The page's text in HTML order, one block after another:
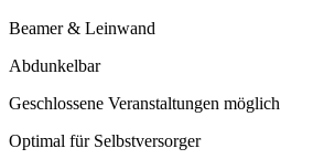
Beamer & Leinwand
Abdunkelbar
Geschlossene Veranstaltungen möglich
Optimal für Selbstversorger